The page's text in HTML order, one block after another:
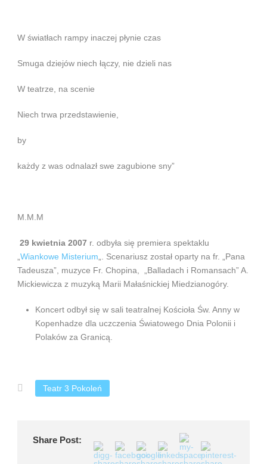
W światłach rampy inaczej płynie czas
Smuga dziejów niech łączy, nie dzieli nas
W teatrze, na scenie
Niech trwa przedstawienie,
by
każdy z was odnalazł swe zagubione sny”
M.M.M
29 kwietnia 2007 r. odbyła się premiera spektaklu
Wiankowe Misterium „. Scenariusz został oparty na fr. „Pana
Tadeusza”, muzyce Fr. Chopina, „Balladach i Romansach” A.
Mickiewicza z muzyką Marii Małaśnickiej Miedzianogóry.
Koncert odbył się w sali teatralnej Kościoła Św. Anny w
Kopenhadze dla uczczenia Światowego Dnia Polonii i
Polaków za Granicą.
Teatr 3 Pokoleń
Share Post: